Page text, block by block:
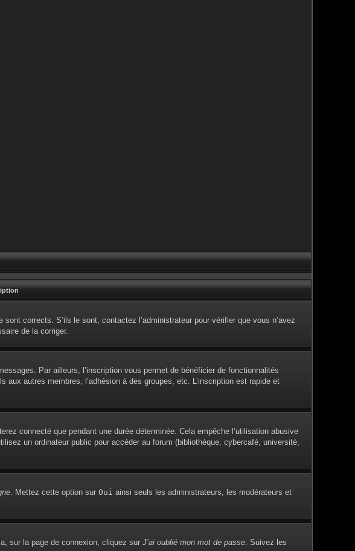
corrects. S’ils le sont, contactez l’administrateur pour vérifier que vous n’avez
de la corriger.
Par ailleurs, l’inscription vous permet de bénéficier de fonctionnalités
autres membres, l’adhésion à des groupes, etc. L’inscription est rapide et
connecté que pendant une durée déterminée. Cela empêche l’utilisation abusive
un ordinateur public pour accéder au forum (bibliothèque, cybercafé, université,
. Mettez cette option sur Oui ainsi seuls les administrateurs, les modérateurs et
sur la page de connexion, cliquez sur J’ai oublié mon mot de passe. Suivez les